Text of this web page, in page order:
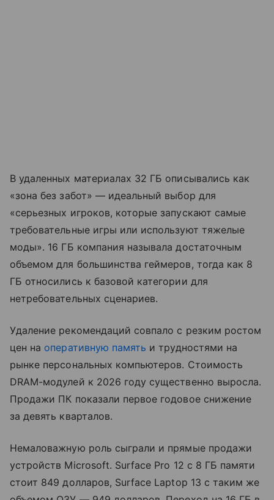
В удаленных материалах 32 ГБ описывались как
«зона без забот» — идеальный выбор для
«серьезных игроков, которые запускают самые
требовательные игры или используют тяжелые
моды». 16 ГБ компания называла достаточным
объемом для большинства геймеров, тогда как 8
ГБ относились к базовой категории для
нетребовательных сценариев.
Удаление рекомендаций совпало с резким ростом
цен на оперативную память и трудностями на
рынке персональных компьютеров. Стоимость
DRAM-модулей к 2026 году существенно выросла.
Продажи ПК показали первое годовое снижение
за девять кварталов.
Немаловажную роль сыграли и прямые продажи
устройств Microsoft. Surface Pro 12 с 8 ГБ памяти
стоит 849 долларов, Surface Laptop 13 с таким же